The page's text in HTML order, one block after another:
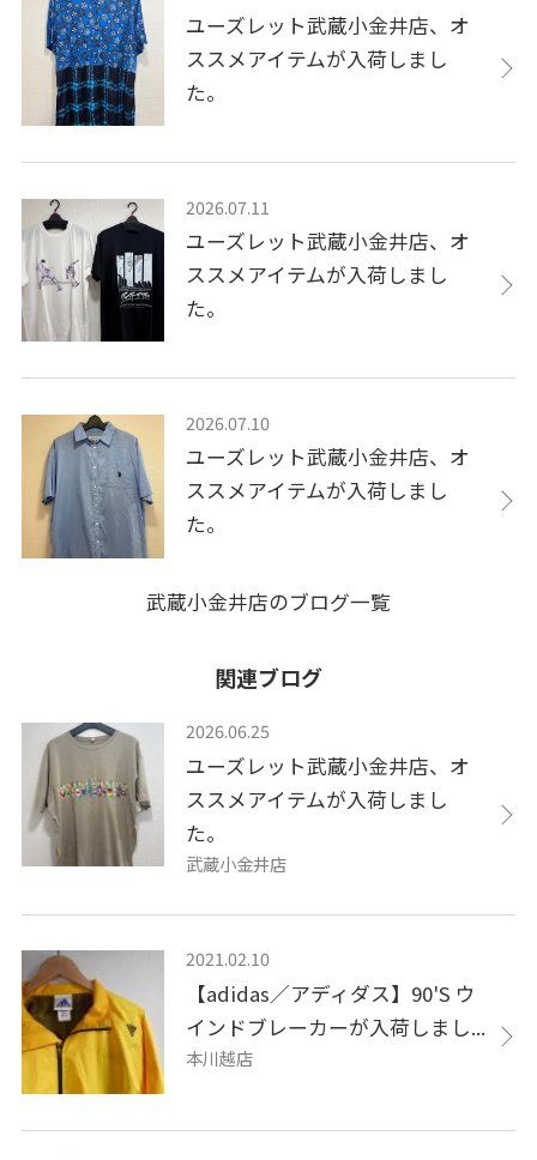
ユーズレット武蔵小金井店、オ
ススメアイテムが入荷しまし
た。
2026.07.11
ユーズレット武蔵小金井店、オ
ススメアイテムが入荷しまし
た。
2026.07.10
ユーズレット武蔵小金井店、オ
ススメアイテムが入荷しまし
た。
武蔵小金井店のブログ一覧
関連ブログ
2026.06.25
ユーズレット武蔵小金井店、オ
ススメアイテムが入荷しまし
た。
武蔵小金井店
2021.02.10
【adidas／アディダス】90'S ウ
インドブレーカーが入荷しまし...
本川越店